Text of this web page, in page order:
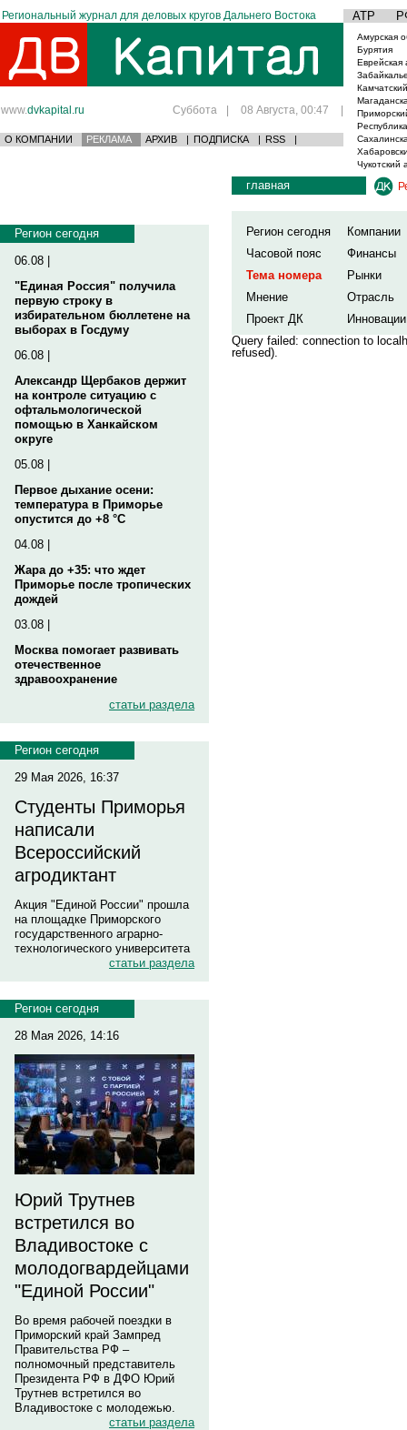
Региональный журнал для деловых кругов Дальнего Востока АТР
www.dvkapital.ru Суббота | 08 Августа, 00:47 |
О КОМПАНИИ РЕКЛАМА АРХИВ | ПОДПИСКА | RSS |
Амурская
Бурятия
Еврейская
Чукотский
Регион сегодня
06.08 |
"Единая Россия" получила
первую строку в
избирательном бюллетене на
выборах в Госдуму
06.08 |
Александр Щербаков держит
на контроле ситуацию с
офтальмологической
помощью в Ханкайском
округе
05.08 |
Первое дыхание осени:
температура в Приморье
опустится до +8 °C
04.08 |
Жара до +35: что ждет
Приморье после тропических
дождей
03.08 |
Москва помогает развивать
отечественное
здравоохранение
статьи раздела
Регион сегодня
29 Мая 2026, 16:37
Студенты Приморья
написали
Всероссийский
агродиктант
Акция "Единой России" прошла
на площадке Приморского
государственного аграрно-
технологического университета
статьи раздела
Регион сегодня
28 Мая 2026, 14:16
Юрий Трутнев
встретился во
Владивостоке с
молодогвардейцами
"Единой России"
Во время рабочей поездки в
Приморский край Зампред
Правительства РФ –
полномочный представитель
Президента РФ в ДФО Юрий
Трутнев встретился во
Владивостоке с молодежью.
статьи раздела
главная
Регион сегодня
Компании
Часовой пояс
Финансы
Тема номера
Рынки
Мнение
Отрасль
Проект ДК
Инновации
Query failed: connection to
refused).